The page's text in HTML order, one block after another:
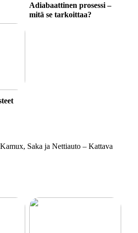
Adiabaattinen prosessi –
mitä se tarkoittaa?
Saka ja Nettiauto – Kattava